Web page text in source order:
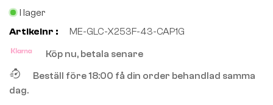
I lager
Artikelnr :
ME-GLC-X253F-43-CAP1G
Köp nu, betala senare
Beställ före 18:00 få din order behandlad samma
dag.